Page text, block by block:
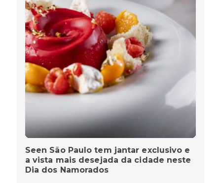
Seen São Paulo tem jantar exclusivo e
a vista mais desejada da cidade neste
Dia dos Namorados